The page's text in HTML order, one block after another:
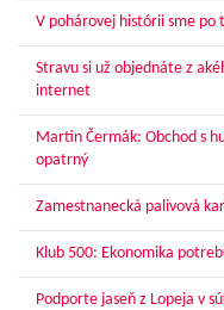
V pohárovej histórii sme
Stravu si už objednáte z
internet
Martin Čermák: Obchod s
opatrný
Zamestnanecká palivová
Klub 500: Ekonomika
Podporte jaseň z Lopeja v